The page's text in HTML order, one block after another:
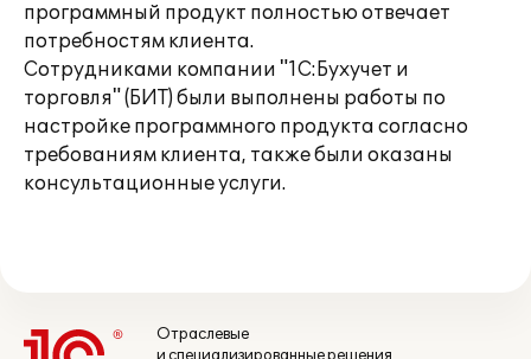
программный продукт полностью отвечает
потребностям клиента.
Сотрудниками компании "1С:Бухучет и
торговля" (БИТ) были выполнены работы по
настройке программного продукта согласно
требованиям клиента, также были оказаны
консультационные услуги.
Отраслевые